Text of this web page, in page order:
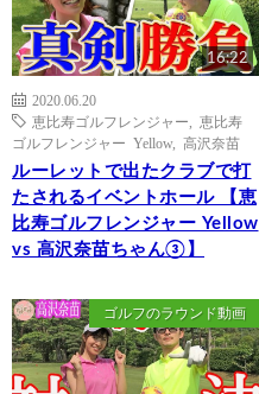
16:22
2020.06.20
恵比寿ゴルフレンジャー
恵比寿
ゴルフレンジャー Yellow, 高沢奈苗
ルーレットで出たクラブで打
たされるイベントホール 【恵
比寿ゴルフレンジャー Yellow
vs 高沢奈苗ちゃん③】
ゴルフのラウンド動画